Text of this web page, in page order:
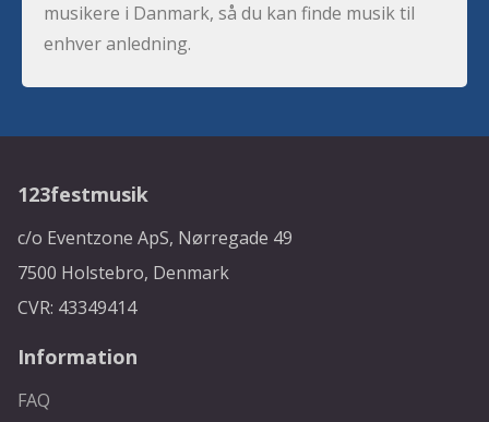
musikere i Danmark, så du kan finde musik til
enhver anledning.
123festmusik
c/o Eventzone ApS, Nørregade 49
7500 Holstebro, Denmark
CVR: 43349414
Information
FAQ